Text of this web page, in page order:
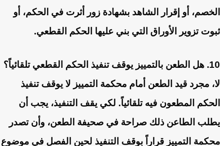
الخصم، أو إقرار الشاهد بشهادة زور أثرت في الحكم، أو
ثبوت تزوير الأوراق التي بني عليها الحكم القطعي.
10. هل الطعن بالتمييز يوقف تنفيذ الحكم القطعي تلقائياً؟
لا، مجرد قيد الطعن أمام محكمة التمييز لا يوقف تنفيذ
الحكم المطعون فيه تلقائياً. لكي يقف التنفيذ، يجب أن
يطلب الطاعن ذلك صراحة في صحيفة الطعن، وأن تصدر
محكمة التمييز قراراً بوقف التنفيذ لحين الفصل في موضوع